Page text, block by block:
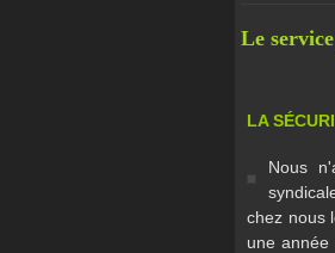
Le
LA
Nous
chez nous
une année